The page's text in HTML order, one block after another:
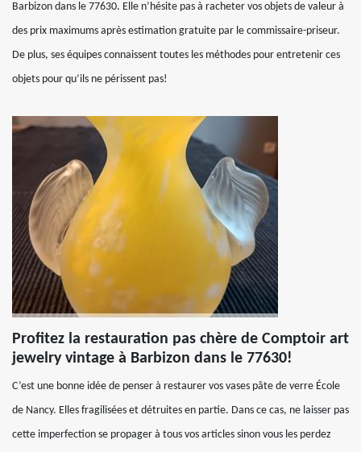
Barbizon dans le 77630. Elle n’hésite pas à racheter vos objets de valeur à
des prix maximums après estimation gratuite par le commissaire-priseur.
De plus, ses équipes connaissent toutes les méthodes pour entretenir ces
objets pour qu’ils ne périssent pas!
Profitez la restauration pas chère de Comptoir art
jewelry vintage à Barbizon dans le 77630!
C’est une bonne idée de penser à restaurer vos vases pâte de verre École
de Nancy. Elles fragilisées et détruites en partie. Dans ce cas, ne laisser pas
cette imperfection se propager à tous vos articles sinon vous les perdez